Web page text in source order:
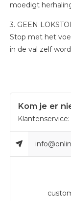
moedigt
3. GEEN
Stop met het
in de val zelf
Kom je er
Klantenservice: